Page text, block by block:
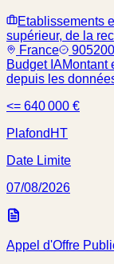
Etablissements
supérieur, de la
France
Budget IAMontant
depuis les
<= 640 000 €
Plafond HT
Date Limite
07/08/2026
Appel d'Offre